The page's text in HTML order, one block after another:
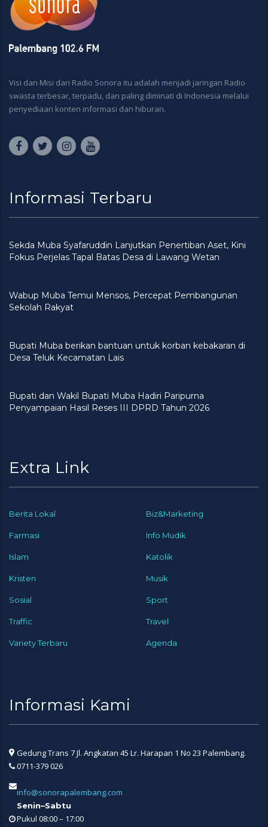
Visi dan Misi dari Radio Sonora itu adalah menjadi jaringan Radio
swasta terbesar, terpadu, dan paling diminati di Indonesia melalui
penyediaan konten informasi dan hiburan.
Informasi Terbaru
Sekda Muba Syafaruddin Lanjutkan Penertiban Aset, Kini
Fokus Perjelas Tapal Batas Desa di Lawang Wetan
Wabup Muba Temui Mensos, Percepat Pembangunan
Sekolah Rakyat
Bupati Muba berikan bantuan untuk korban kebakaran di
Desa Teluk Kecamatan Lais
Bupati dan Wakil Bupati Muba Hadiri Paripurna
Penyampaian Hasil Reses III DPRD Tahun 2026
Extra Link
Berita Lokal Biz&Marketing
Farmasi Info Mudik
Islam Katolik
Kristen Musik
Sosial Sport
Traffic Travel
Variety Terbaru Agenda
Informasi Kami
Gedung Trans 7 Jl. Angkatan 45 Lr. Harapan 1 No 23 Palembang.
0711-379 026
info@sonorapalembang.com
Senin–Sabtu
Pukul 08:00 – 17:00